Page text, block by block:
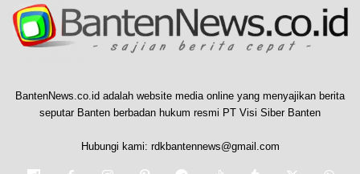
BantenNews.co.id adalah website media online yang menyajikan berita
seputar Banten berbadan hukum resmi PT Visi Siber Banten
Hubungi kami: rdkbantennews@gmail.com